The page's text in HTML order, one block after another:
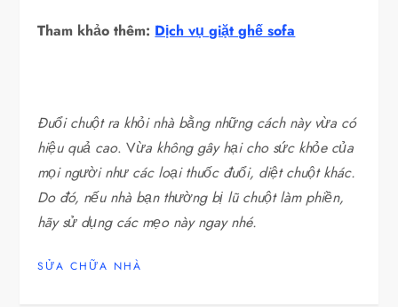
Tham khảo thêm: Dịch vụ giặt ghế sofa
Đuổi chuột ra khỏi nhà bằng những cách này vừa có
hiệu quả cao. Vừa không gây hại cho sức khỏe của
mọi người như các loại thuốc đuổi, diệt chuột khác.
Do đó, nếu nhà bạn thường bị lũ chuột làm phiền,
hãy sử dụng các mẹo này ngay nhé.
SỬA CHỮA NHÀ